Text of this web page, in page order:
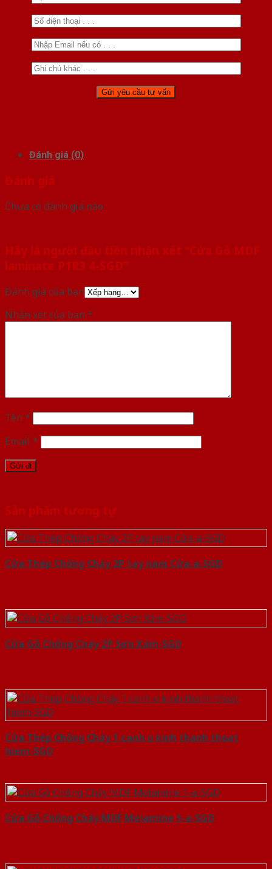
Đánh giá (0)
Đánh giá
Chưa có đánh giá nào.
Hãy là người đầu tiên nhận xét “Cửa Gỗ MDF
laminate P1R3 4-SGD”
Đánh giá của bạn
Nhận xét của bạn *
Tên *
Email *
Sản phẩm tương tự
Cửa Thép Chống Cháy 2P tay nam Cửa-a-SGD
Cửa Gỗ Chống Cháy 2P Sơn Xám-SGD
Cửa Thép Chống Cháy 1 canh o kinh thanh thoat
hiem-SGD
Cửa Gỗ Chống Cháy MDF Melamine 1-a-SGD